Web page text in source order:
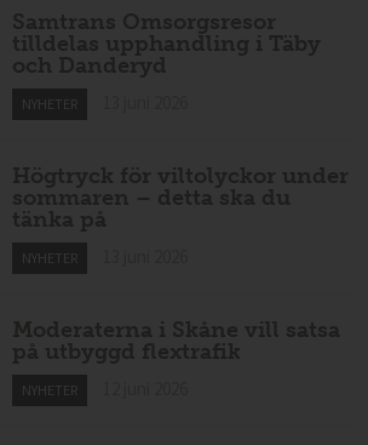
Samtrans Omsorgsresor
tilldelas upphandling i Täby
och Danderyd
NYHETER
Högtryck för viltolyckor under
sommaren – detta ska du
tänka på
NYHETER
Moderaterna i Skåne vill satsa
på utbyggd flextrafik
NYHETER